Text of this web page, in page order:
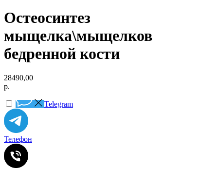
Остеосинтез
мыщелка\мыщелков
бедренной кости
28490,00
р.
Telegram
Телефон